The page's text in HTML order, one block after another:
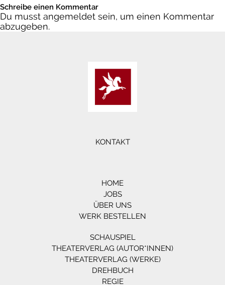
Schreibe einen Kommentar
Du musst angemeldet sein, um einen Kommentar
abzugeben.
KONTAKT
HOME
JOBS
ÜBER UNS
WERK BESTELLEN
SCHAUSPIEL
THEATERVERLAG (AUTOR*INNEN)
THEATERVERLAG (WERKE)
DREHBUCH
REGIE